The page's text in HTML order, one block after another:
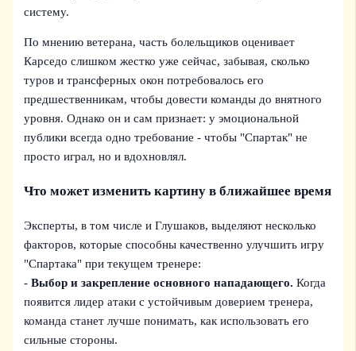
систему.
По мнению ветерана, часть болельщиков оценивает
Карседо слишком жестко уже сейчас, забывая, сколько
туров и трансферных окон потребовалось его
предшественникам, чтобы довести команды до внятного
уровня. Однако он и сам признает: у эмоциональной
публики всегда одно требование - чтобы "Спартак" не
просто играл, но и вдохновлял.
Что может изменить картину в ближайшее время
Эксперты, в том числе и Глушаков, выделяют несколько
факторов, которые способны качественно улучшить игру
"Спартака" при текущем тренере:
-Выбор и закрепление основного нападающего. Когда
появится лидер атаки с устойчивым доверием тренера,
команда станет лучше понимать, как использовать его
сильные стороны.